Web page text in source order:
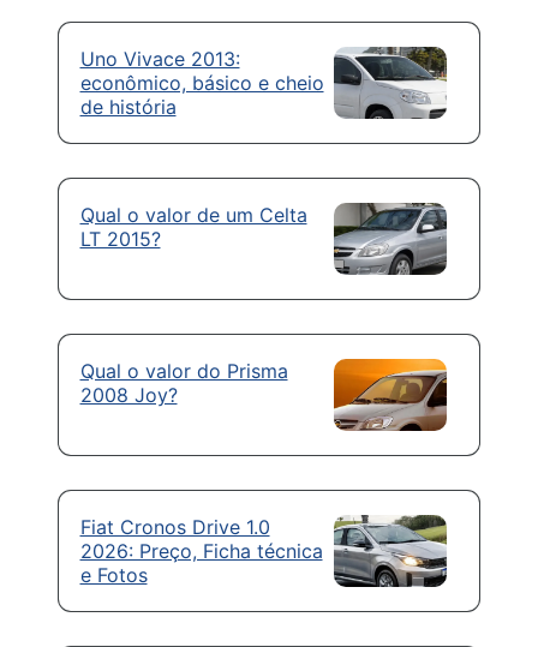
Uno Vivace 2013:
econômico, básico e cheio
de história
Qual o valor de um Celta
LT 2015?
Qual o valor do Prisma
2008 Joy?
Fiat Cronos Drive 1.0
2026: Preço, Ficha técnica
e Fotos